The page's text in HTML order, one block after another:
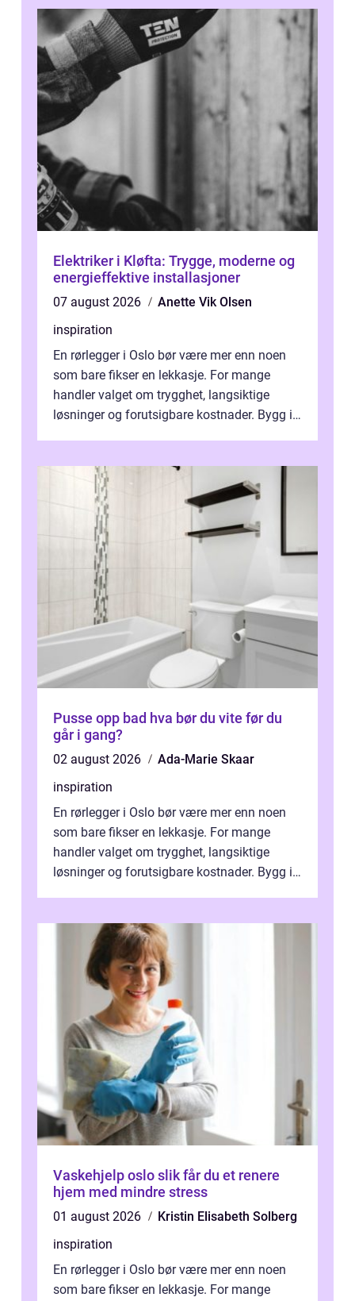
Elektriker i Kløfta: Trygge, moderne og
energieffektive installasjoner
07 august 2026
Anette Vik Olsen
inspiration
En rørlegger i Oslo bør være mer enn noen
som bare fikser en lekkasje. For mange
handler valget om trygghet, langsiktige
løsninger og forutsigbare kostnader. Bygg i
Pusse opp bad hva bør du vite før du
går i gang?
02 august 2026
Ada-Marie Skaar
inspiration
En rørlegger i Oslo bør være mer enn noen
som bare fikser en lekkasje. For mange
handler valget om trygghet, langsiktige
løsninger og forutsigbare kostnader. Bygg i
Vaskehjelp oslo slik får du et renere
hjem med mindre stress
01 august 2026
Kristin Elisabeth Solberg
inspiration
En rørlegger i Oslo bør være mer enn noen
som bare fikser en lekkasje. For mange